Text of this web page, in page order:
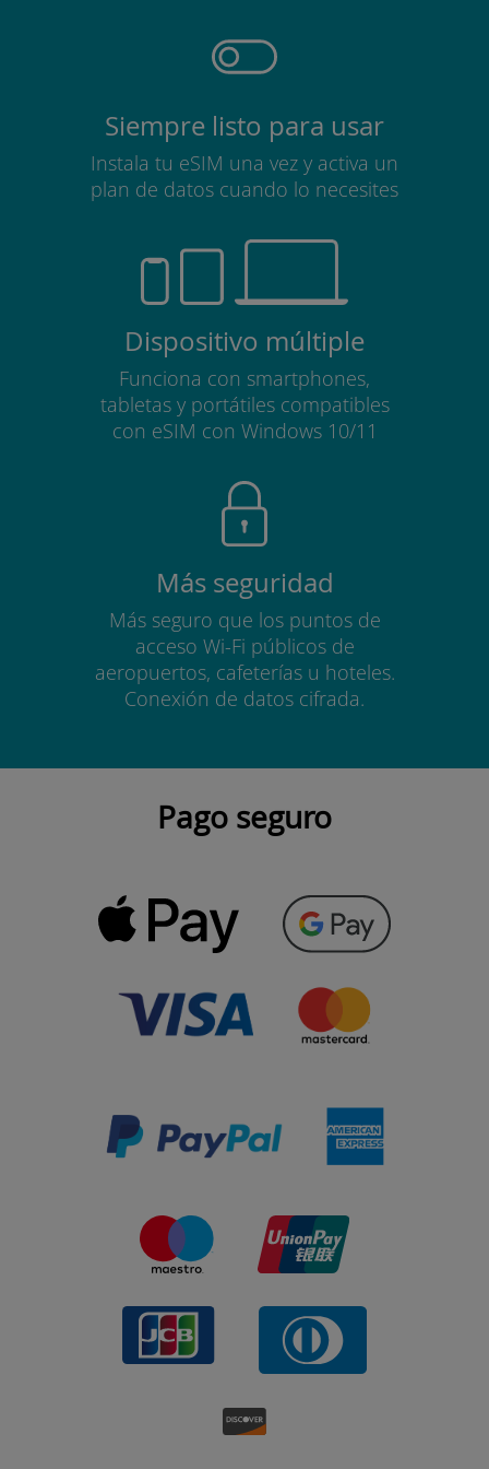
Siempre listo para usar
Instala tu eSIM una vez y activa un
plan de datos cuando lo necesites
Dispositivo múltiple
Funciona con smartphones,
tabletas y portátiles compatibles
con eSIM con Windows 10/11
Más seguridad
Más seguro que los puntos de
acceso Wi-Fi públicos de
aeropuertos, cafeterías u hoteles.
Conexión de datos cifrada.
Pago seguro